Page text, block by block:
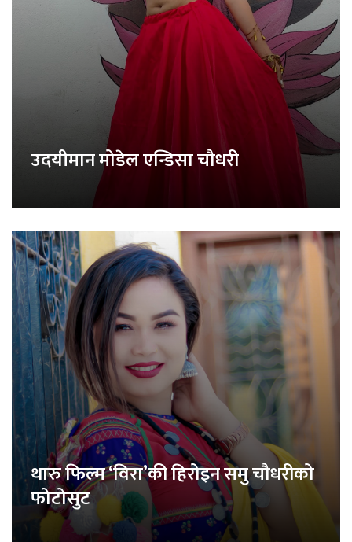
उदयीमान मोडेल एन्डिसा चौधरी
थारु फिल्म ‘विरा’की हिरोइन समु चौधरीको
फोटोसुट